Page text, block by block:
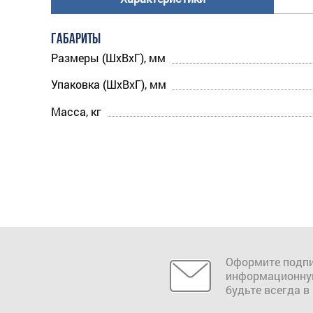
ГАБАРИТЫ
Размеры (ШхВхГ), мм
Упаковка (ШхВхГ), мм
Масса, кг
Оформите
будьте всегда